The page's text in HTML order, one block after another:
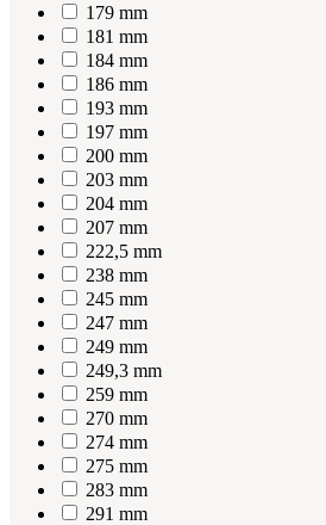
179 mm
181 mm
184 mm
186 mm
193 mm
197 mm
200 mm
203 mm
204 mm
207 mm
222,5 mm
238 mm
245 mm
247 mm
249 mm
249,3 mm
259 mm
270 mm
274 mm
275 mm
283 mm
291 mm